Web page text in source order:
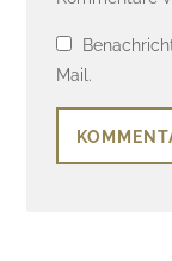
Mail.